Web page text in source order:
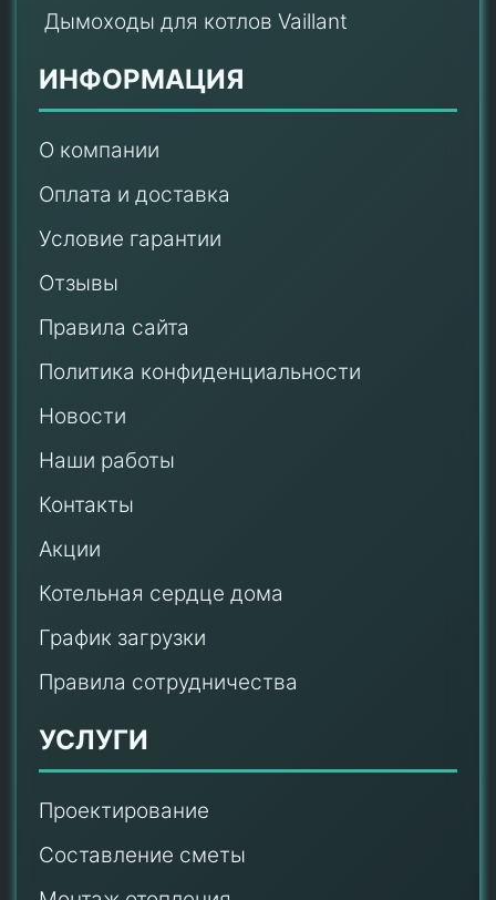
Дымоходы для котлов Vaillant
ИНФОРМАЦИЯ
О компании
Оплата и доставка
Условие гарантии
Отзывы
Правила сайта
Политика конфиденциальности
Новости
Наши работы
Контакты
Акции
Котельная сердце дома
График загрузки
Правила сотрудничества
УСЛУГИ
Проектирование
Составление сметы